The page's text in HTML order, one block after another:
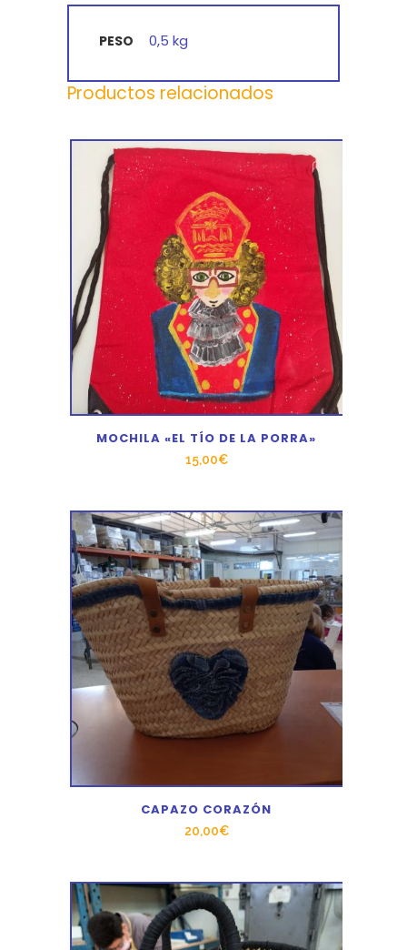
PESO 0,5 kg
Productos relacionados
MOCHILA «EL TÍO DE LA PORRA»
15,00€
CAPAZO CORAZÓN
20,00€